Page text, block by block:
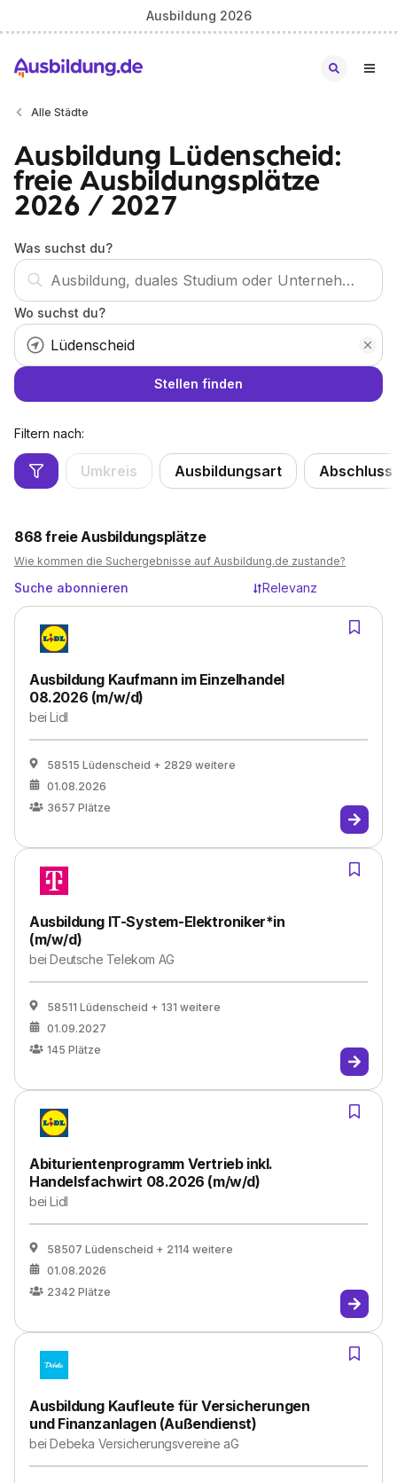
Ausbildung 2026
Alle Städte
Ausbildung Lüdenscheid:
freie Ausbildungsplätze
2026 / 2027
Was suchst du?
Wo suchst du?
Stellen finden
Filtern nach:
Umkreis Ausbildungsart Abschluss
868 freie Ausbildungsplätze
Wie kommen die Suchergebnisse auf Ausbildung.de zustande?
Suche abonnieren Relevanz
Ausbildung Kaufmann im Einzelhandel
08.2026 (m/w/d)
beiLidl
58515 Lüdenscheid + 2829 weitere
01.08.2026
3657 Plätze
Ausbildung IT-System-Elektroniker*in
(m/w/d)
beiDeutsche Telekom AG
58511 Lüdenscheid + 131 weitere
01.09.2027
145 Plätze
Abiturientenprogramm Vertrieb inkl.
Handelsfachwirt 08.2026 (m/w/d)
beiLidl
58507 Lüdenscheid + 2114 weitere
01.08.2026
2342 Plätze
Ausbildung Kaufleute für Versicherungen
und Finanzanlagen (Außendienst)
beiDebeka Versicherungsvereine aG